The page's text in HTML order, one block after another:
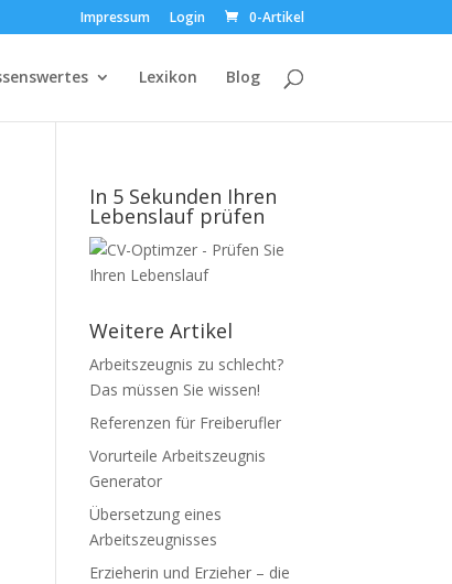
Impressum Login 0-Artikel
Lexikon Blog
In 5 Sekunden Ihren
Lebenslauf prüfen
Weitere Artikel
Arbeitszeugnis zu schlecht?
Das müssen Sie wissen!
Referenzen für Freiberufler
Vorurteile Arbeitszeugnis
Generator
Übersetzung eines
Arbeitszeugnisses
Erzieherin und Erzieher – die